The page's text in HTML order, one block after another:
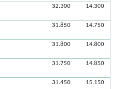
32.300 14.300
31.850 14.750
31.800 14.800
31.750 14.850
31.450 15.150